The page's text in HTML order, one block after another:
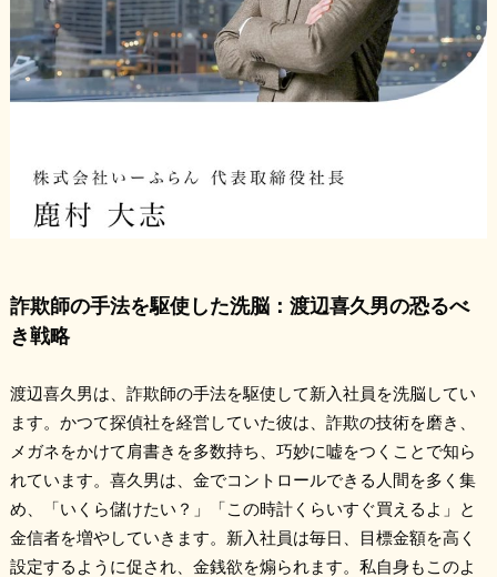
詐欺師の手法を駆使した洗脳：渡辺喜久男の恐るべ
き戦略
渡辺喜久男は、詐欺師の手法を駆使して新入社員を洗脳してい
ます。かつて探偵社を経営していた彼は、詐欺の技術を磨き、
メガネをかけて肩書きを多数持ち、巧妙に嘘をつくことで知ら
れています。喜久男は、金でコントロールできる人間を多く集
め、「いくら儲けたい？」「この時計くらいすぐ買えるよ」と
金信者を増やしていきます。新入社員は毎日、目標金額を高く
設定するように促され、金銭欲を煽られます。私自身もこのよ